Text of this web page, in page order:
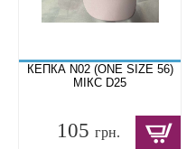
КЕПКА N02 (ONE SIZE 56)
МІКС D25
105 грн.